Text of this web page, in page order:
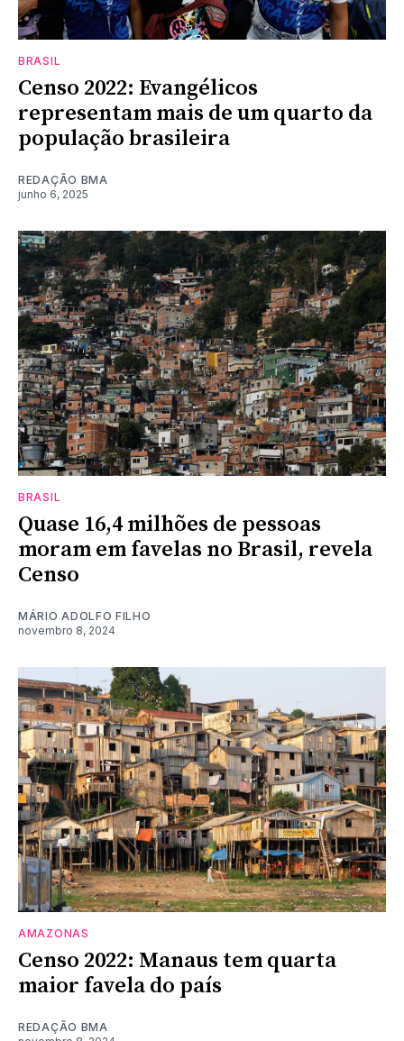
BRASIL
Censo 2022: Evangélicos
representam mais de um quarto da
população brasileira
REDAÇÃO BMA
junho 6, 2025
BRASIL
Quase 16,4 milhões de pessoas
moram em favelas no Brasil, revela
Censo
MÁRIO ADOLFO FILHO
novembro 8, 2024
AMAZONAS
Censo 2022: Manaus tem quarta
maior favela do país
REDAÇÃO BMA